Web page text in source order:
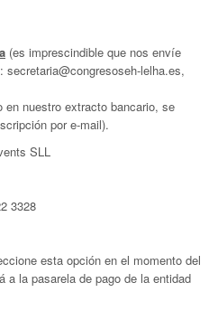
(es imprescindible que nos envíe
lelha.es,
en nuestro extracto bancario, se
por e-mail).
SLL
3328
esta opción en el momento del
a la pasarela de pago de la entidad